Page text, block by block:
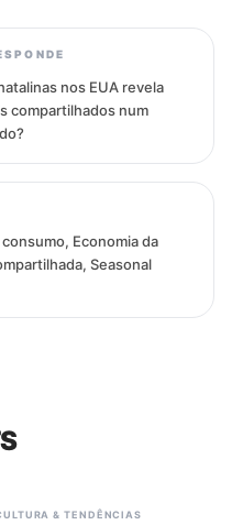
nos EUA revela
compartilhados num
Economia da
Seasonal
#307 & TENDÊNCIAS